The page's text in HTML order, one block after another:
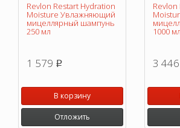
Revlon Restart Hydration
Moisture Увлажняющий
мицеллярный шампунь
250 мл
1 579 p
В корзину
Отложить
1000 мл
3 446